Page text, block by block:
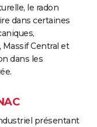
0
0
le radon
dans certaines
Central et
dans les
présentant